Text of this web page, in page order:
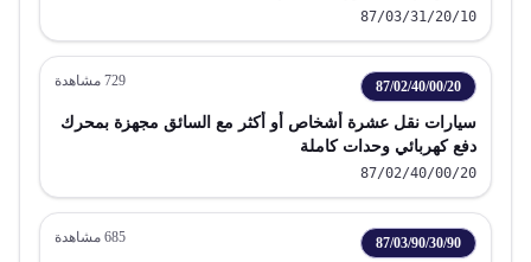
87/03/31/20/10
87/02/40/00/20
729 مشاهدة
سيارات نقل عشرة أشخاص أو أكثر مع السائق مجهزة بمحرك
دفع كهربائي وحدات كاملة
87/02/40/00/20
87/03/90/30/90
685 مشاهدة